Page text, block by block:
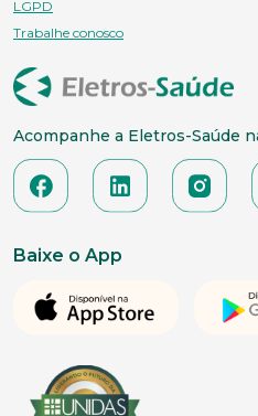
LGPD
Trabalhe conosco
Acompanhe a Eletros-Saúde
Baixe o App